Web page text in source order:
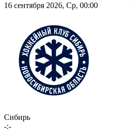
16 сентября 2026, Ср, 00:00
Сибирь
-:-